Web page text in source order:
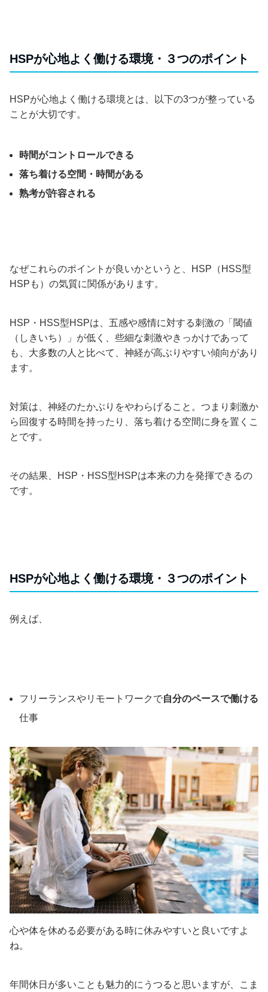
HSPが心地よく働ける環境・３つのポイント
HSPが心地よく働ける環境とは、以下の3つが整っている
ことが大切です。
時間がコントロールできる
落ち着ける空間・時間がある
熟考が許容される
なぜこれらのポイントが良いかというと、HSP（HSS型
HSPも）の気質に関係があります。
HSP・HSS型HSPは、五感や感情に対する刺激の「閾値
（しきいち）」が低く、些細な刺激やきっかけであって
も、大多数の人と比べて、神経が高ぶりやすい傾向があり
ます。
対策は、神経のたかぶりをやわらげること。つまり刺激か
ら回復する時間を持ったり、落ち着ける空間に身を置くこ
とです。
その結果、HSP・HSS型HSPは本来の力を発揮できるの
です。
HSPが心地よく働ける環境・３つのポイント
例えば、
フリーランスやリモートワークで自分のペースで働ける
仕事
心や体を休める必要がある時に休みやすいと良いですよ
ね。
年間休日が多いことも魅力的にうつると思いますが、こま